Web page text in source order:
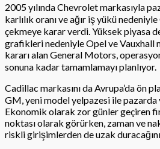
2005 yılında Chevrolet markasıyla
karlılık oranı ve ağır iş yükü
çekmeye karar verdi. Yüksek piyasa
grafikleri nedeniyle Opel ve Vauxhall
kararı alan General Motors,
sonuna kadar tamamlamayı planlıyor.
Cadillac markasını da Avrupa’da ön
GM, yeni model yelpazesi ile
Ekonomik olarak zor günler geçiren
noktası olarak görürken, zaman ve
riskli girişimlerden de uzak